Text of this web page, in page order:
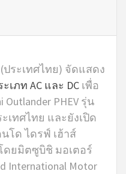
ระเทศไทย) จัดแสดง
ภท AC และ DC เพื่อ
PHEV รุ่น
เทศไทย และยังเปิด
โด ไดรฟ์ เฮ้าส์
ยมิตซูบิชิ มอเตอร์
International Motor